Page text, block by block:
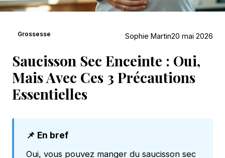
Grossesse Sophie Martin20 mai 2026
Saucisson Sec Enceinte : Oui,
Mais Avec Ces 3 Précautions
Essentielles
📌 En bref
Oui, vous pouvez manger du saucisson sec